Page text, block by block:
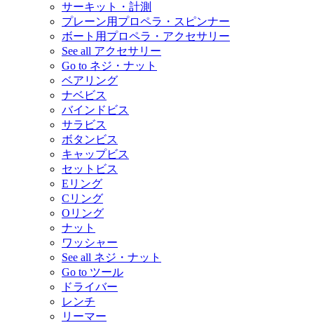
サーキット・計測
プレーン用プロペラ・スピンナー
ボート用プロペラ・アクセサリー
See all アクセサリー
Go to ネジ・ナット
ベアリング
ナベビス
バインドビス
サラビス
ボタンビス
キャップビス
セットビス
Eリング
Cリング
Oリング
ナット
ワッシャー
See all ネジ・ナット
Go to ツール
ドライバー
レンチ
リーマー